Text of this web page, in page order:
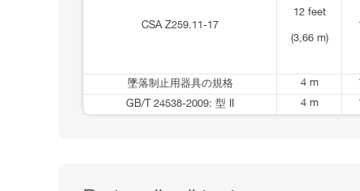
CSA Z259.11-17
12 feet
(3,66 m)
墜落制止用器具の規格 4 m
GB/T 24538-2009: 型 II
4 m